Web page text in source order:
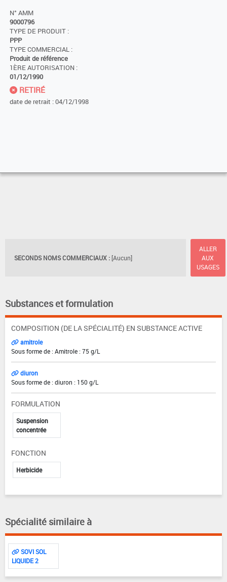
N° AMM
9000796
TYPE DE PRODUIT :
PPP
TYPE COMMERCIAL :
Produit de référence
1ÈRE AUTORISATION :
01/12/1990
RETIRÉ
date de retrait : 04/12/1998
SECONDS NOMS COMMERCIAUX : [Aucun]
ALLER
AUX
USAGES
Substances et formulation
COMPOSITION (DE LA SPÉCIALITÉ) EN SUBSTANCE ACTIVE
amitrole
Sous forme de : Amitrole : 75 g/L
diuron
Sous forme de : diuron : 150 g/L
FORMULATION
Suspension
concentrée
FONCTION
Herbicide
Spécialité similaire à
SOVI SOL
LIQUIDE 2